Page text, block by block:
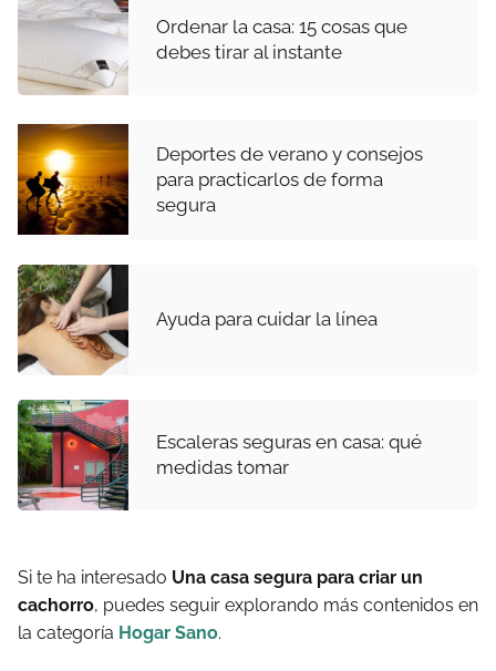
Ordenar la casa: 15 cosas que
debes tirar al instante
Deportes de verano y consejos
para practicarlos de forma
segura
Ayuda para cuidar la línea
Escaleras seguras en casa: qué
medidas tomar
Si te ha interesado Una casa segura para criar un
cachorro, puedes seguir explorando más contenidos en
la categoría Hogar Sano.